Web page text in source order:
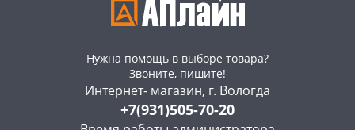
Нужна помощь в выборе товара?
Звоните, пишите!
Интернет- магазин, г. Вологда
+7(931)505-70-20